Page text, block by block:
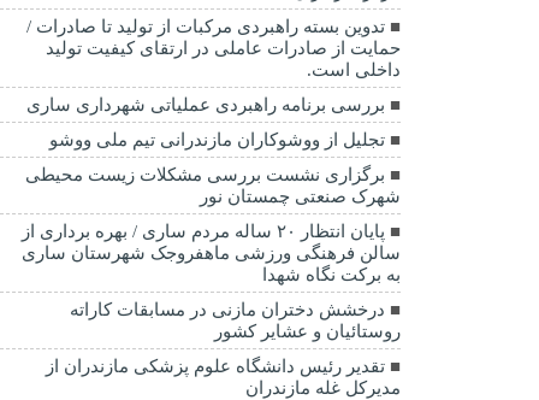
تدوین بسته راهبردی مرکبات از تولید تا صادرات /
حمایت از صادرات عاملی در ارتقای کیفیت تولید
داخلی است.
بررسی برنامه راهبردی عملیاتی شهرداری ساری
تجلیل از ووشوکاران مازندرانی تیم ملی ووشو
برگزاری نشست بررسی مشکلات زیست محیطی
شهرک صنعتی چمستان نور
پایان انتظار ۲۰ ساله مردم ساری / بهره برداری از
سالن فرهنگی ورزشی ماهفروجک شهرستان ساری
به برکت نگاه شهدا
درخشش دختران مازنی در مسابقات کاراته
روستائیان و عشایر کشور
تقدیر رئیس دانشگاه علوم پزشکی مازندران از
مدیرکل غله مازندران